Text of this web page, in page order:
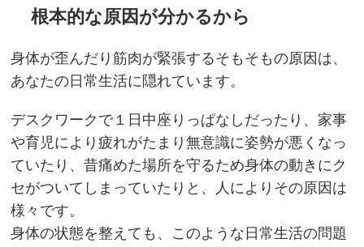
根本的な原因が分かるから
身体が歪んだり筋肉が緊張するそもそもの原因は、
あなたの日常生活に隠れています。
デスクワークで１日中座りっぱなしだったり、家事
や育児により疲れがたまり無意識に姿勢が悪くなっ
ていたり、昔痛めた場所を守るため身体の動きにク
セがついてしまっていたりと、人によりその原因は
様々です。
身体の状態を整えても、このような日常生活の問題